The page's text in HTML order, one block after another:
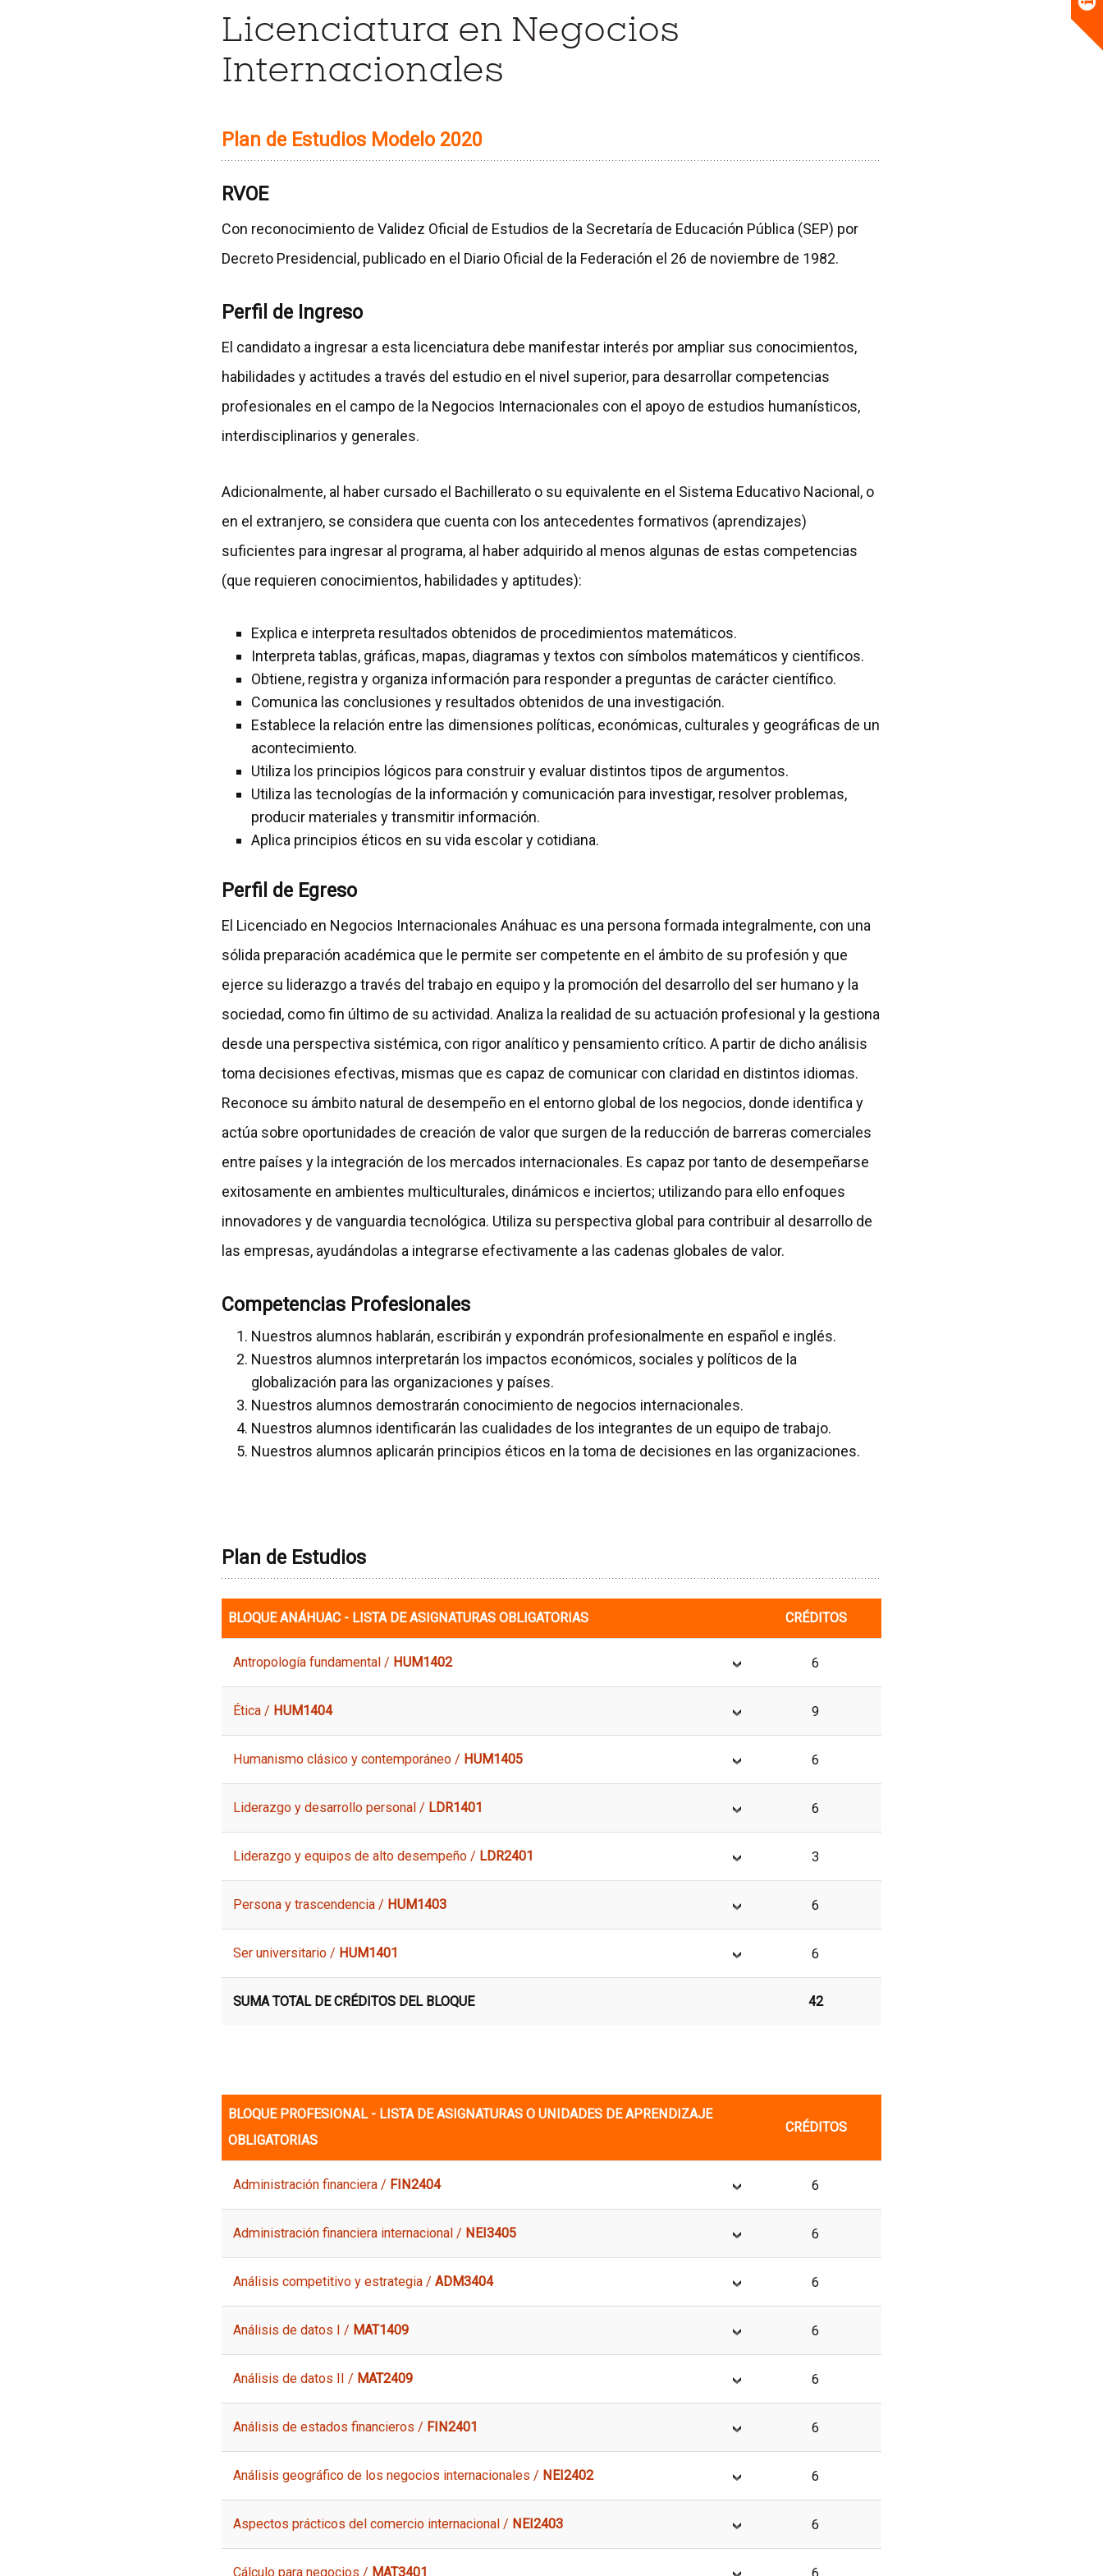
Licenciatura en Negocios
Internacionales
Plan de Estudios Modelo 2020
RVOE
Con reconocimiento de Validez Oficial de Estudios de la Secretaría de Educación Pública (SEP) por
Decreto Presidencial, publicado en el Diario Oficial de la Federación el 26 de noviembre de 1982.
Perfil de Ingreso
El candidato a ingresar a esta licenciatura debe manifestar interés por ampliar sus conocimientos,
habilidades y actitudes a través del estudio en el nivel superior, para desarrollar competencias
profesionales en el campo de la Negocios Internacionales con el apoyo de estudios humanísticos,
interdisciplinarios y generales.
Adicionalmente, al haber cursado el Bachillerato o su equivalente en el Sistema Educativo Nacional, o
en el extranjero, se considera que cuenta con los antecedentes formativos (aprendizajes)
suficientes para ingresar al programa, al haber adquirido al menos algunas de estas competencias
(que requieren conocimientos, habilidades y aptitudes):
Explica e interpreta resultados obtenidos de procedimientos matemáticos.
Interpreta tablas, gráficas, mapas, diagramas y textos con símbolos matemáticos y científicos.
Obtiene, registra y organiza información para responder a preguntas de carácter científico.
Comunica las conclusiones y resultados obtenidos de una investigación.
Establece la relación entre las dimensiones políticas, económicas, culturales y geográficas de un
acontecimiento.
Utiliza los principios lógicos para construir y evaluar distintos tipos de argumentos.
Utiliza las tecnologías de la información y comunicación para investigar, resolver problemas,
producir materiales y transmitir información.
Aplica principios éticos en su vida escolar y cotidiana.
Perfil de Egreso
El Licenciado en Negocios Internacionales Anáhuac es una persona formada integralmente, con una
sólida preparación académica que le permite ser competente en el ámbito de su profesión y que
ejerce su liderazgo a través del trabajo en equipo y la promoción del desarrollo del ser humano y la
sociedad, como fin último de su actividad. Analiza la realidad de su actuación profesional y la gestiona
desde una perspectiva sistémica, con rigor analítico y pensamiento crítico. A partir de dicho análisis
toma decisiones efectivas, mismas que es capaz de comunicar con claridad en distintos idiomas.
Reconoce su ámbito natural de desempeño en el entorno global de los negocios, donde identifica y
actúa sobre oportunidades de creación de valor que surgen de la reducción de barreras comerciales
entre países y la integración de los mercados internacionales. Es capaz por tanto de desempeñarse
exitosamente en ambientes multiculturales, dinámicos e inciertos; utilizando para ello enfoques
innovadores y de vanguardia tecnológica. Utiliza su perspectiva global para contribuir al desarrollo de
las empresas, ayudándolas a integrarse efectivamente a las cadenas globales de valor.
Competencias Profesionales
Nuestros alumnos hablarán, escribirán y expondrán profesionalmente en español e inglés.
Nuestros alumnos interpretarán los impactos económicos, sociales y políticos de la
globalización para las organizaciones y países.
Nuestros alumnos demostrarán conocimiento de negocios internacionales.
Nuestros alumnos identificarán las cualidades de los integrantes de un equipo de trabajo.
Nuestros alumnos aplicarán principios éticos en la toma de decisiones en las organizaciones.
Plan de Estudios
BLOQUE ANÁHUAC - LISTA DE ASIGNATURAS OBLIGATORIAS CRÉDITOS
6
Antropología fundamental / HUM1402
9
Ética / HUM1404
6
Humanismo clásico y contemporáneo / HUM1405
6
Liderazgo y desarrollo personal / LDR1401
3
Liderazgo y equipos de alto desempeño / LDR2401
6
Persona y trascendencia / HUM1403
6
Ser universitario / HUM1401
SUMA TOTAL DE CRÉDITOS DEL BLOQUE 42
BLOQUE PROFESIONAL - LISTA DE ASIGNATURAS O UNIDADES DE APRENDIZAJE
OBLIGATORIAS
CRÉDITOS
6
Administración financiera / FIN2404
6
Administración financiera internacional / NEI3405
6
Análisis competitivo y estrategia / ADM3404
6
Análisis de datos I / MAT1409
6
Análisis de datos II / MAT2409
6
Análisis de estados financieros / FIN2401
6
Análisis geográfico de los negocios internacionales / NEI2402
6
Aspectos prácticos del comercio internacional / NEI2403
6
Cálculo para negocios / MAT3401